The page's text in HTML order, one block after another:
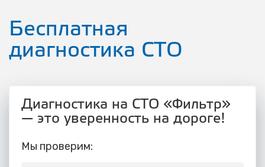
Бесплатная
диагностика СТО
Диагностика на СТО «Фильтр»
— это уверенность на дороге!
Мы проверим: